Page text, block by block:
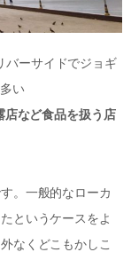
バーサイドでジョギ
い
店など食品を扱う店
。一般的なローカ
というケースをよ
なくどこもかしこ